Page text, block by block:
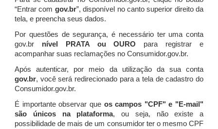
“Entrar com gov.br”, disponível no canto superior direito da
tela, e preencha seus dados.
Por questões de segurança, é necessário ter uma conta
gov.br nível PRATA ou OURO para registrar e
acompanhar suas reclamações no Consumidor.gov.br.
Após autenticar, por meio da utilização da sua conta
gov.br, você será redirecionado para a tela de cadastro do
Consumidor.gov.br.
É importante observar que os campos "CPF" e "E-mail"
são únicos na plataforma, ou seja, não existe a
possibilidade de mais de um consumidor ter o mesmo CPF